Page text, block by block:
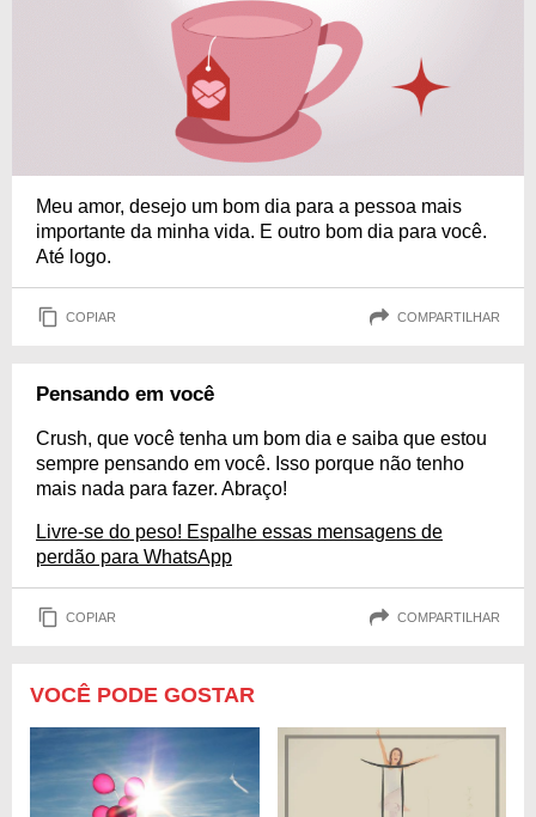
Meu amor, desejo um bom dia para a pessoa mais
importante da minha vida. E outro bom dia para você.
Até logo.
COPIAR COMPARTILHAR
Pensando em você
Crush, que você tenha um bom dia e saiba que estou
sempre pensando em você. Isso porque não tenho
mais nada para fazer. Abraço!
Livre-se do peso! Espalhe essas mensagens de
perdão para WhatsApp
COPIAR COMPARTILHAR
VOCÊ PODE GOSTAR